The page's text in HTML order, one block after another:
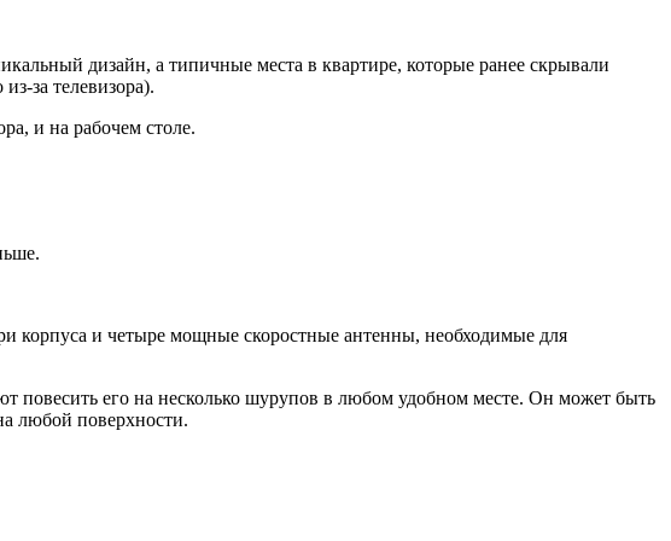
дизайн, а типичные места в квартире, которые ранее скрывали
за телевизора).
и на рабочем столе.
корпуса и четыре мощные скоростные антенны, необходимые для
повесить его на несколько шурупов в любом удобном месте. Он может быть
любой поверхности.